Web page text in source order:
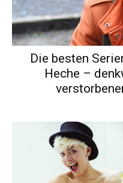
Die besten
Heche –